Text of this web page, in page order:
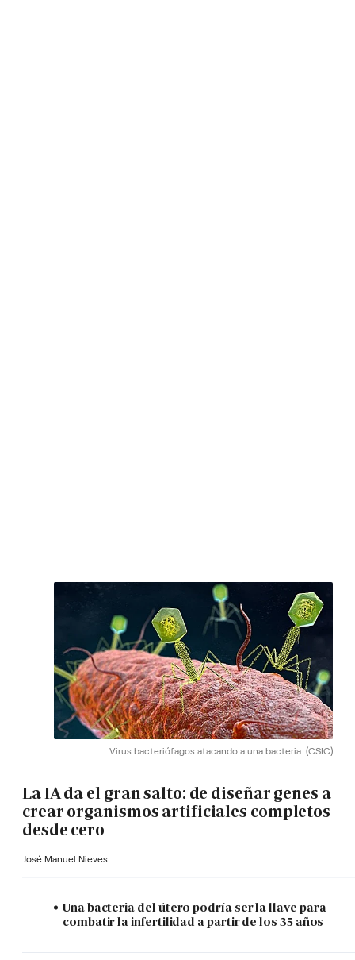
Virus bacteriófagos atacando a una bacteria. (CSIC)
La IA da el gran salto: de diseñar genes a
crear organismos artificiales completos
desde cero
José Manuel Nieves
Una bacteria del útero podría ser la llave para
combatir la infertilidad a partir de los 35 años